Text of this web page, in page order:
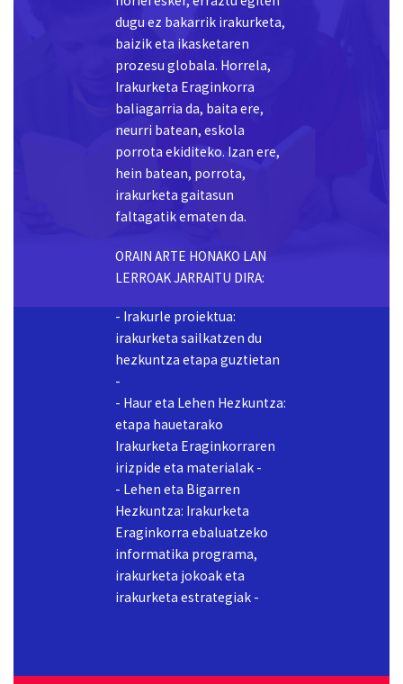
neurri batean, eskola
porrota ekiditeko. Izan ere,
hein batean, porrota,
irakurketa gaitasun
faltagatik ematen da.
ORAIN ARTE HONAKO LAN
LERROAK JARRAITU DIRA:
- Irakurle proiektua:
irakurketa sailkatzen du
-
- Haur eta Lehen Hezkuntza:
etapa hauetarako
Irakurketa Eraginkorraren
irizpide eta materialak -
- Lehen eta Bigarren
Eraginkorra ebaluatzeko
informatika programa,
irakurketa jokoak eta
irakurketa estrategiak -
4. Crea
garatzeko sortua izan da.